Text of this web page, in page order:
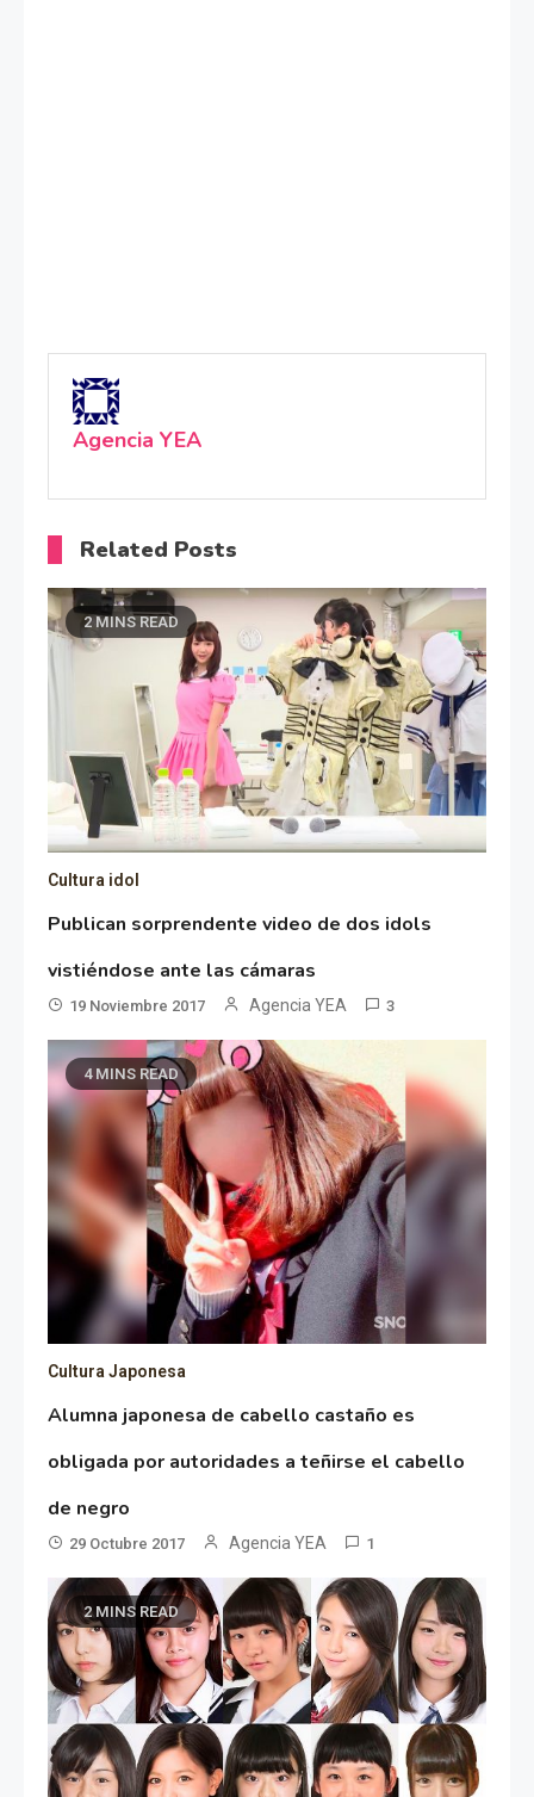
Agencia YEA
Related Posts
2 MINS READ
Cultura idol
Publican sorprendente video de dos idols
vistiéndose ante las cámaras
19 Noviembre 2017 Agencia YEA 3
4 MINS READ
Cultura Japonesa
Alumna japonesa de cabello castaño es
obligada por autoridades a teñirse el cabello
de negro
29 Octubre 2017 Agencia YEA 1
2 MINS READ